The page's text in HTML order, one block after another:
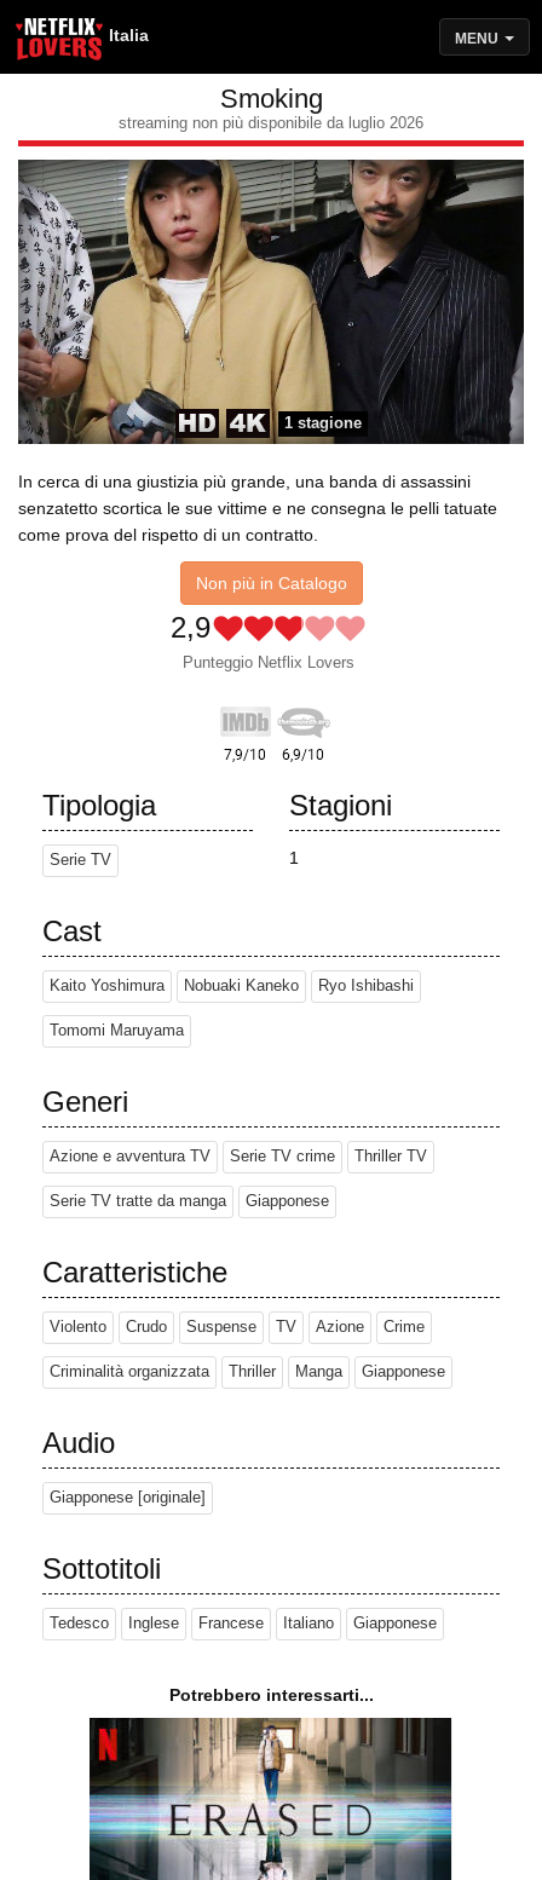
Italia MENU
Smoking
streaming non più disponibile da luglio 2026
1 stagione
In cerca di una giustizia più grande, una banda di assassini
senzatetto scortica le sue vittime e ne consegna le pelli tatuate
come prova del rispetto di un contratto.
Non più in Catalogo
2,9
Punteggio Netflix Lovers
Tipologia
Serie TV
Stagioni
1
Cast
Kaito Yoshimura Nobuaki Kaneko Ryo Ishibashi
Tomomi Maruyama
Generi
Azione e avventura TV Serie TV crime Thriller TV
Serie TV tratte da manga Giapponese
Caratteristiche
Violento Crudo Suspense TV Azione Crime
Criminalità organizzata Thriller Manga Giapponese
Audio
Giapponese [originale]
Sottotitoli
Tedesco Inglese Francese Italiano Giapponese
Potrebbero interessarti...